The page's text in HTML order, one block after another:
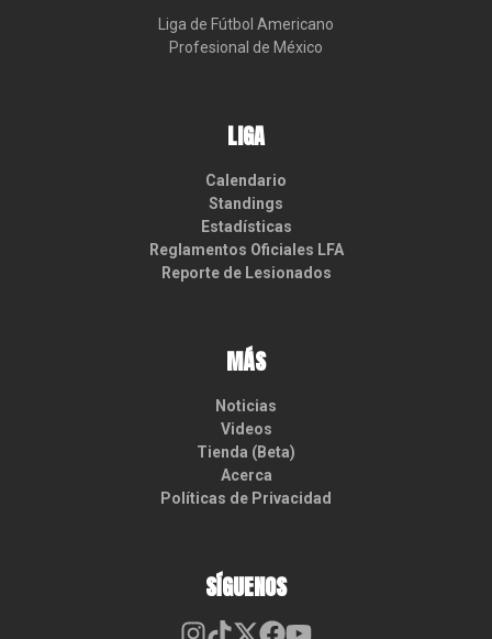
Liga de Fútbol Americano
Profesional de México
LIGA
Calendario
Standings
Estadísticas
Reglamentos Oficiales LFA
Reporte de Lesionados
MÁS
Noticias
Videos
Tienda (Beta)
Acerca
Políticas de Privacidad
SÍGUENOS